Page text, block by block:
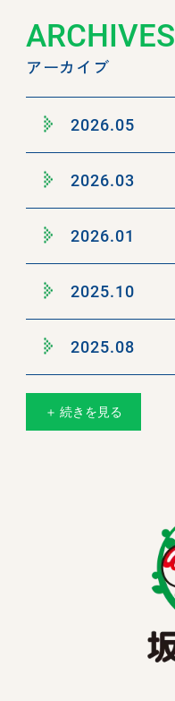
ARCHIVES
アーカイブ
2026.05
2026.03
2026.01
2025.10
2025.08
＋ 続きを見る